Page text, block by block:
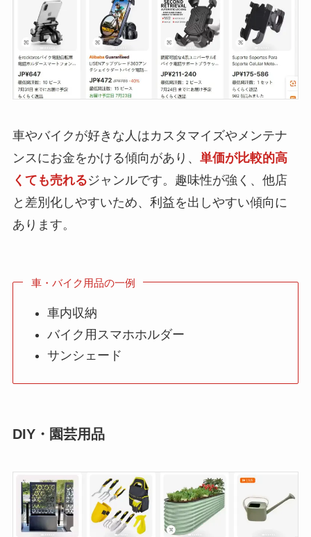
車やバイクが好きな人はカスタマイズやメンテナ
ンスにお金をかける傾向があり、 単価が比較的高
くても売れるジャンルです。趣味性が強く、他店
と差別化しやすいため、利益を出しやすい傾向に
あります。
車・バイク用品の一例
車内収納
バイク用スマホホルダー
サンシェード
DIY・園芸用品